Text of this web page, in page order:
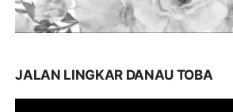
JALAN LINGKAR DANAU TOBA